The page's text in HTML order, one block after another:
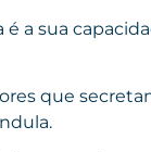
a sua
que